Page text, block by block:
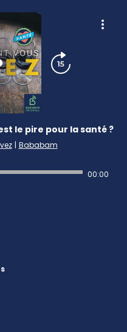
le pire pour la santé ?
| Bababam
00:00